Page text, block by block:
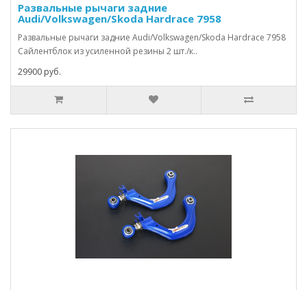
Развальные рычаги задние
Audi/Volkswagen/Skoda Hardrace 7958
Развальные рычаги задние Audi/Volkswagen/Skoda Hardrace 7958
Сайлентблок из усиленной резины 2 шт./к..
29900 руб.